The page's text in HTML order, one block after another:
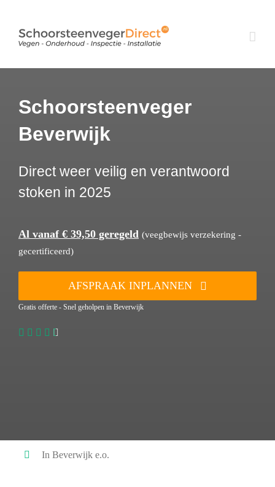
inhoud
Schoorsteenveger
Beverwijk
Direct weer veilig en verantwoord
stoken in 2025
Al vanaf € 39,50 geregeld (veegbewijs verzekering -
gecertificeerd)
AFSPRAAK INPLANNEN
Gratis offerte - Snel geholpen in Beverwijk
In Beverwijk e.o.